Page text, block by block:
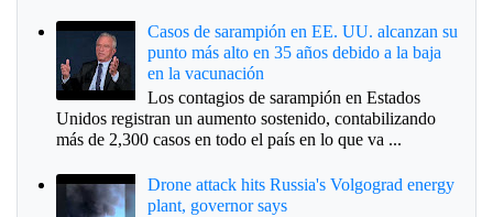
Casos de sarampión en EE. UU. alcanzan su
punto más alto en 35 años debido a la baja
en la vacunación
Los contagios de sarampión en Estados
Unidos registran un aumento sostenido, contabilizando
más de 2,300 casos en todo el país en lo que va ...
Drone attack hits Russia's Volgograd energy
plant, governor says